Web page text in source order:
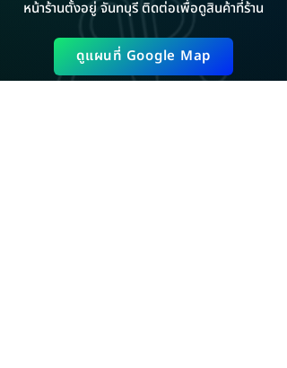
หน้าร้านตั้งอยู่ จันทบุรี ติดต่อเพื่อดูสินค้าที่ร้าน
ดูแผนที่ Google Map